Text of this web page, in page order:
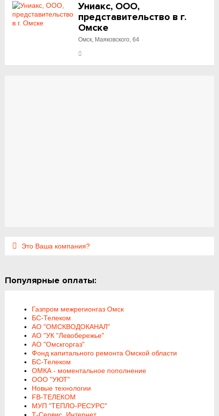
Униакс, ООО,
представительство в г.
Омске
Омск, Маяковского, 64
Это Ваша компания?
Популярные оплаты:
Газпром межрегионгаз Омск
БС-Телеком
АО "ОМСКВОДОКАНАЛ"
АО "УК "Левобережье"
АО "Омскгоргаз"
Фонд капитального ремонта Омской области
БС-Телеком
ОМКА - моментальное пополнение
ООО "УЮТ"
Новые технологии
FB-ТЕЛЕКОМ
МУП "ТЕПЛО-РЕСУРС"